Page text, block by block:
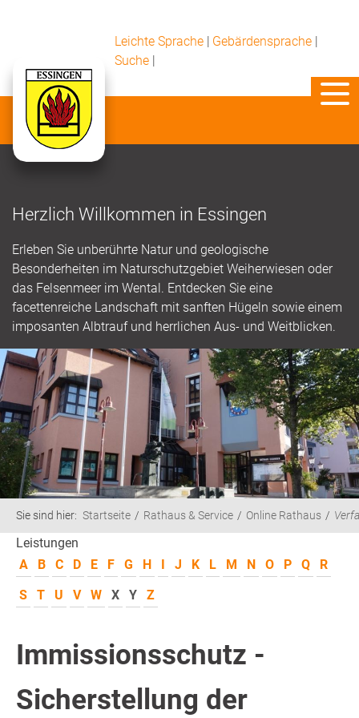
Leichte Sprache | Gebärdensprache |
Suche |
Herzlich Willkommen in Essingen
Erleben Sie unberührte Natur und geologische
Besonderheiten im Naturschutzgebiet Weiherwiesen oder
das Felsenmeer im Wental. Entdecken Sie eine
facettenreiche Landschaft mit sanften Hügeln sowie einem
imposanten Albtrauf und herrlichen Aus- und Weitblicken.
Sie sind hier: Startseite Rathaus & Service Online Rathaus
Leistungen
A
B C D E F G H I J K L M N O P Q
R
S
T U V W X Y Z
Immissionsschutz -
Sicherstellung der